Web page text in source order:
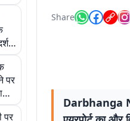
पर
पर
Share
Darbhanga